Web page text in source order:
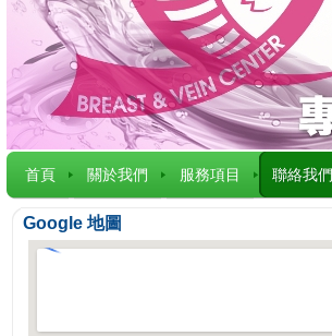
首頁 關於我們 服務項目 聯絡我們
Google 地圖